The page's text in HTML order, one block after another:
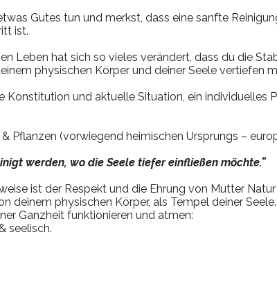
Gutes tun und merkst, dass eine sanfte
ist.
Leben hat sich so vieles verändert, dass du die
physischen Körper und deiner Seele vertiefen
Konstitution und aktuelle Situation, ein
Pflanzen (vorwiegend heimischen Ursprungs –
werden, wo die Seele tiefer einfließen möchte.”
ist der Respekt und die Ehrung von Mutter
deinem physischen Körper, als Tempel deiner Seele.
Ganzheit funktionieren und atmen:
seelisch.